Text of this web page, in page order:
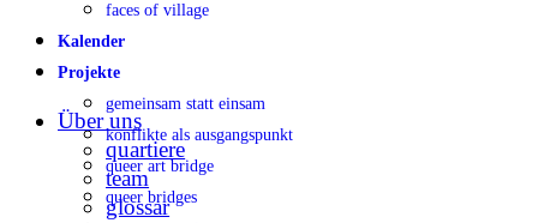
faces of village
Kalender
Projekte
gemeinsam statt einsam
konflikte als ausgangspunkt
queer art bridge
queer bridges
Über uns
quartiere
team
glossar